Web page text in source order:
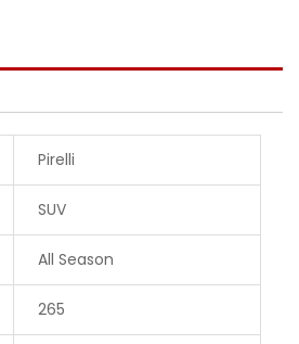
Pirelli
SUV
All Season
265